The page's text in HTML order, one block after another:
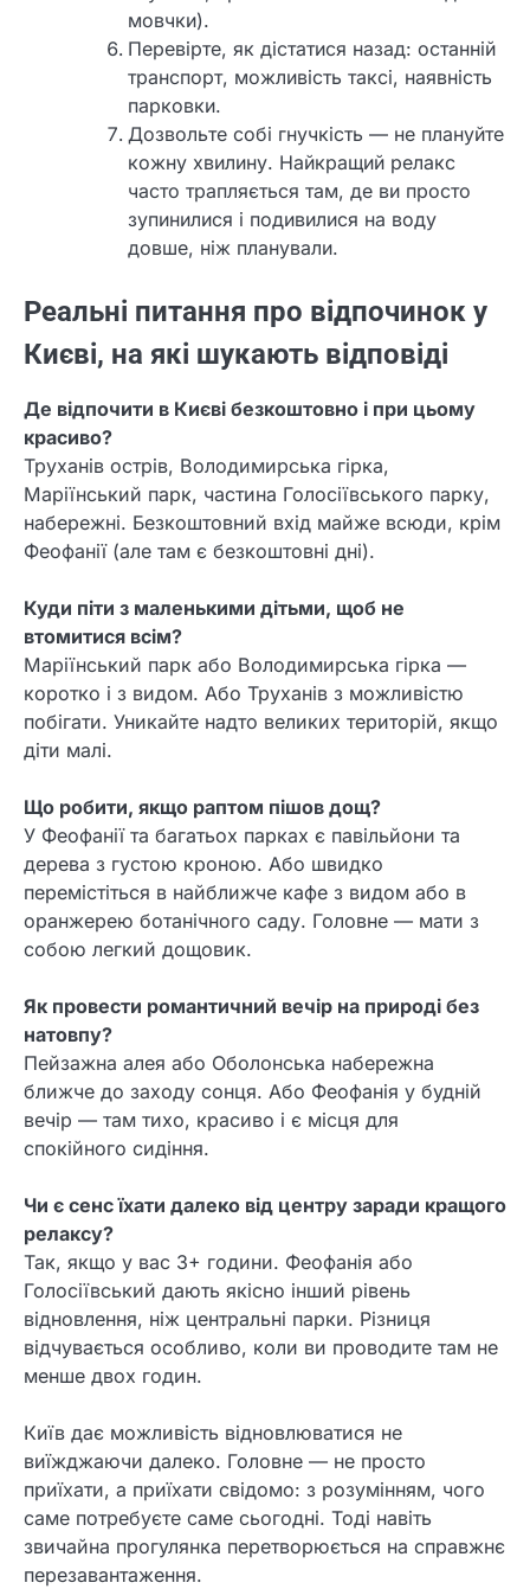
мовчки).
Перевірте, як дістатися назад: останній
транспорт, можливість таксі, наявність
парковки.
Дозвольте собі гнучкість — не плануйте
кожну хвилину. Найкращий релакс
часто трапляється там, де ви просто
зупинилися і подивилися на воду
довше, ніж планували.
Реальні питання про відпочинок у
Києві, на які шукають відповіді
Де відпочити в Києві безкоштовно і при цьому
красиво?
Труханів острів, Володимирська гірка,
Маріїнський парк, частина Голосіївського парку,
набережні. Безкоштовний вхід майже всюди, крім
Феофанії (але там є безкоштовні дні).
Куди піти з маленькими дітьми, щоб не
втомитися всім?
Маріїнський парк або Володимирська гірка —
коротко і з видом. Або Труханів з можливістю
побігати. Уникайте надто великих територій, якщо
діти малі.
Що робити, якщо раптом пішов дощ?
У Феофанії та багатьох парках є павільйони та
дерева з густою кроною. Або швидко
перемістіться в найближче кафе з видом або в
оранжерею ботанічного саду. Головне — мати з
собою легкий дощовик.
Як провести романтичний вечір на природі без
натовпу?
Пейзажна алея або Оболонська набережна
ближче до заходу сонця. Або Феофанія у будній
вечір — там тихо, красиво і є місця для
спокійного сидіння.
Чи є сенс їхати далеко від центру заради кращого
релаксу?
Так, якщо у вас 3+ години. Феофанія або
Голосіївський дають якісно інший рівень
відновлення, ніж центральні парки. Різниця
відчувається особливо, коли ви проводите там не
менше двох годин.
Київ дає можливість відновлюватися не
виїжджаючи далеко. Головне — не просто
приїхати, а приїхати свідомо: з розумінням, чого
саме потребуєте саме сьогодні. Тоді навіть
звичайна прогулянка перетворюється на справжнє
перезавантаження.